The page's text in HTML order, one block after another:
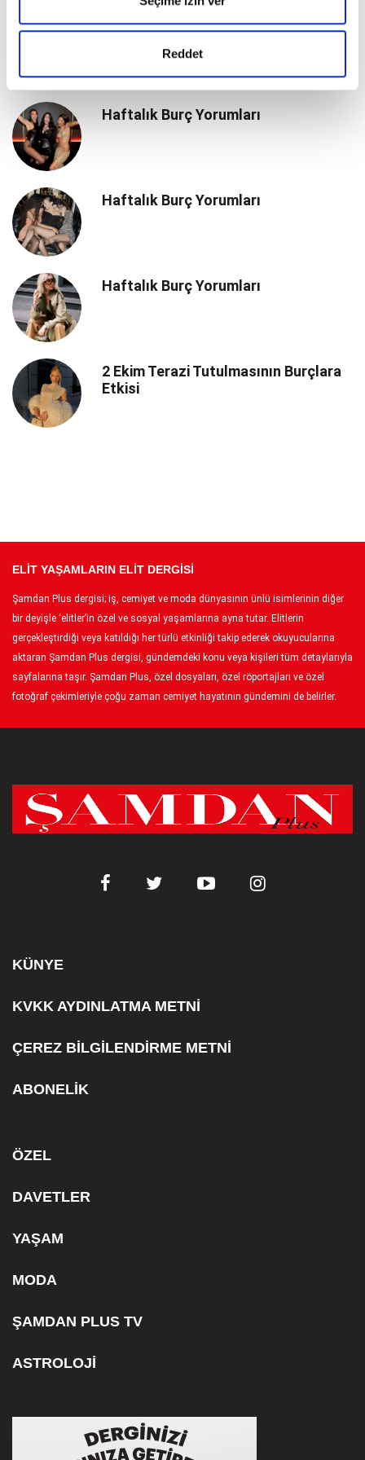
Reddet
Haftalık Burç Yorumları
Haftalık Burç Yorumları
Haftalık Burç Yorumları
Haftalık Burç Yorumları
2 Ekim Terazi Tutulmasının Burçlara
Etkisi
ELİT YAŞAMLARIN ELİT DERGİSİ
Şamdan Plus dergisi; iş, cemiyet ve moda dünyasının ünlü isimlerinin diğer
bir deyişle ‘elitler’in özel ve sosyal yaşamlarına ayna tutar. Elitlerin
gerçekleştirdiği veya katıldığı her türlü etkinliği takip ederek okuyucularına
aktaran Şamdan Plus dergisi, gündemdeki konu veya kişileri tüm detaylarıyla
sayfalarına taşır. Şamdan Plus, özel dosyaları, özel röportajları ve özel
fotoğraf çekimleriyle çoğu zaman cemiyet hayatının gündemini de belirler.
KÜNYE
KVKK AYDINLATMA METNİ
ÇEREZ BİLGİLENDİRME METNİ
ABONELİK
ÖZEL
DAVETLER
YAŞAM
MODA
ŞAMDAN PLUS TV
ASTROLOJİ